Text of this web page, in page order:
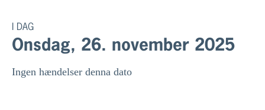
I DAG
Onsdag, 26. november 2025
Ingen hændelser denna dato